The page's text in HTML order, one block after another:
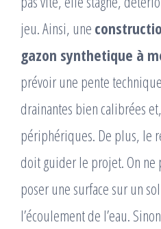
jeu. Ainsi, une
gazon synthetique à
prévoir une pente
drainantes bien calibrées
périphériques. De plus, le
doit guider le projet. On
poser une surface sur un
l’écoulement de l’eau.